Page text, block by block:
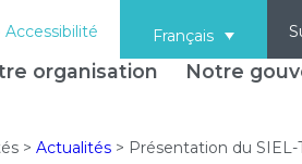
Accessibilité Français
organisation Notre
>Actualités > Présentation du